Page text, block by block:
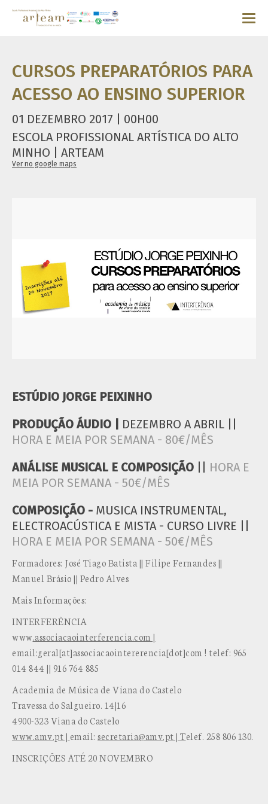
CURSOS PREPARATÓRIOS PARA
ACESSO AO ENSINO SUPERIOR
01 DEZEMBRO 2017 | 00H00
ESCOLA PROFISSIONAL ARTÍSTICA DO ALTO
MINHO | ARTEAM
Ver no google maps
ESTÚDIO JORGE PEIXINHO
PRODUÇÃO ÁUDIO | DEZEMBRO A ABRIL ||
HORA E MEIA POR SEMANA - 80€/MÊS
ANÁLISE MUSICAL E COMPOSIÇÃO
HORA E
MEIA POR SEMANA - 50€/MÊS
COMPOSIÇÃO - MUSICA INSTRUMENTAL,
ELECTROACÚSTICA E MISTA - CURSO LIVRE ||
HORA E MEIA POR SEMANA - 50€/MÊS
Formadores: José Tiago Batista || Filipe Fernandes ||
Manuel Brásio || Pedro Alves
Mais Informações:
INTERFERÊNCIA
www.associacaointerferencia.com |
email:geral[at]associacaointererencia[dot]com ! telef: 965
014 844 || 916 764 885
Academia de Música de Viana do Castelo
Travessa do Salgueiro. 14|16
4900-323 Viana do Castelo
www.amv.pt | email: secretaria@amv.pt | Telef. 258 806 130.
INSCRIÇÕES ATÉ 20 NOVEMBRO